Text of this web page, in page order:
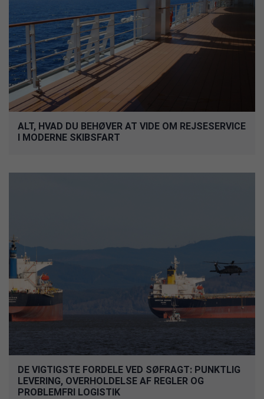
ALT, HVAD DU BEHØVER AT VIDE OM REJSESERVICE
I MODERNE SKIBSFART
DE VIGTIGSTE FORDELE VED SØFRAGT: PUNKTLIG
LEVERING, OVERHOLDELSE AF REGLER OG
PROBLEMFRI LOGISTIK